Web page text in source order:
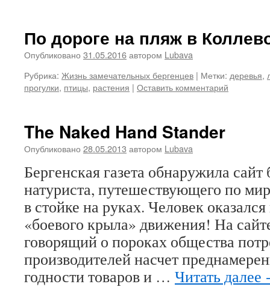
По дороге на пляж в
Опубликовано 31.05.2016автором Lubava
Рубрика: Жизнь замечательных бергенцев | Метки: деревья,
прогулки, птицы, растения | Оставить комментарий
The Naked Hand Stander
Опубликовано 28.05.2013 автором Lubava
Бергенская газета обнаружила
натуриста, путешествующего по
в стойке на руках. Человек
«боевого крыла» движения! На
говорящий о пороках общества
производителей насчет
годности товаров и … Читать далее